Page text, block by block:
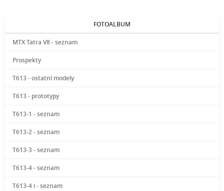
FOTOALBUM
MTX Tatra V8 - seznam
Prospekty
T613 - ostatní modely
T613 - prototypy
T613-1 - seznam
T613-2 - seznam
T613-3 - seznam
T613-4 - seznam
T613-4 i - seznam